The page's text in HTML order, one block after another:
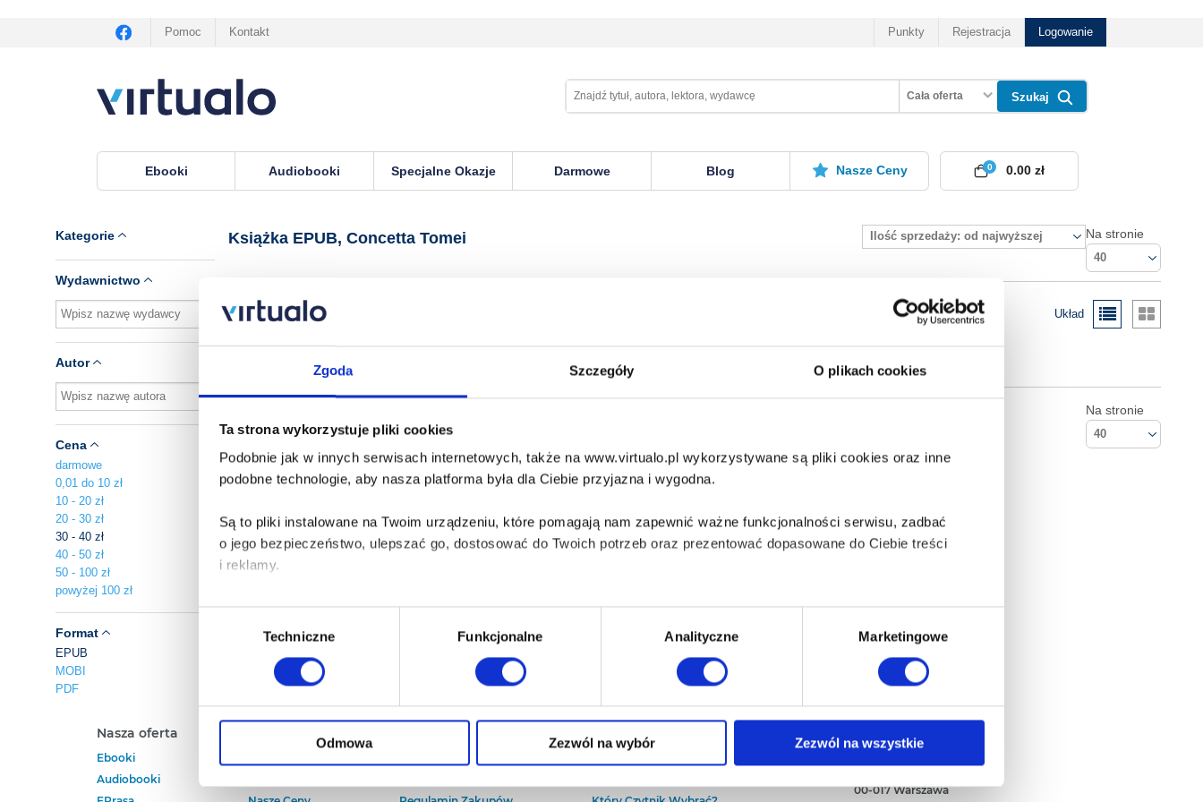
Zgoda Szczegóły O plikach cookies
Ta strona wykorzystuje pliki cookies
Podobnie jak w innych serwisach internetowych, także na www.virtualo.pl wykorzystywane są pliki cookies oraz inne
podobne technologie, aby nasza platforma była dla Ciebie przyjazna i wygodna.
Są to pliki instalowane na Twoim urządzeniu, które pomagają nam zapewnić ważne funkcjonalności serwisu, zadbać
o jego bezpieczeństwo, ulepszać go, dostosować do Twoich potrzeb oraz prezentować dopasowane do Ciebie treści
i reklamy.
Poza plikami, które są nam niezbędne do prawidłowego i bezpiecznego działania serwisu - są także takie, które wymagają
Twojej zgody.
Każda udzielona zgoda poprawi Twoje doświadczenia jeśli jesteś naszym Użytkownikiem.
Wybór
Techniczne Funkcjonalne Analityczne Marketingowe
Odmowa Zezwól na wybór Zezwól na wszystkie
Pomoc Kontakt Punkty Rejestracja Logowanie
Cała oferta Szukaj
Ebooki Audiobooki Specjalne Okazje Darmowe Blog Nasze Ceny 0
0.00 zł
Kategorie
Wydawnictwo
Autor
Cena
darmowe
0,01 do 10 zł
10 - 20 zł
20 - 30 zł
30 - 40 zł
40 - 50 zł
50 - 100 zł
powyżej 100 zł
Format
EPUB
MOBI
PDF
Książka EPUB, Concetta Tomei Ilość sprzedaży: od najwyższej Na stronie
40
Układ
Na stronie
40
Nasza oferta
Ebooki
Audiobooki
Baza wiedzy
Empik S.A
00-017 Warszawa